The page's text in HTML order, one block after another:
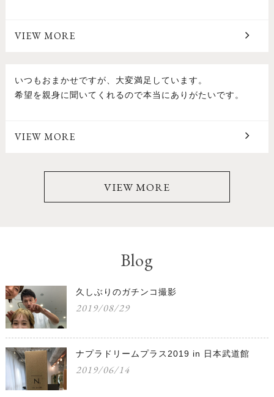
VIEW MORE
いつもおまかせですが、大変満足しています。
希望を親身に聞いてくれるので本当にありがたいです。
VIEW MORE
VIEW MORE
Blog
久しぶりのガチンコ撮影
2019/08/29
ナプラドリームプラス2019 in 日本武道館
2019/06/14